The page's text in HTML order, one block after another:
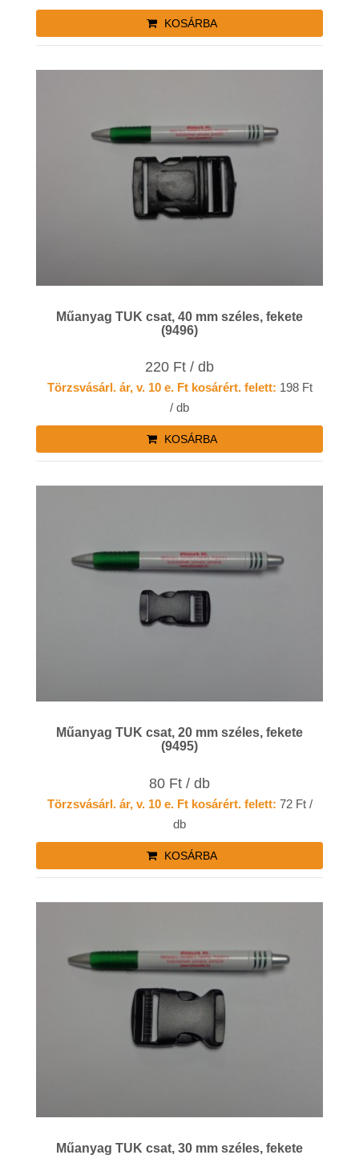
KOSÁRBA
Műanyag TUK csat, 40 mm széles, fekete
(9496)
220 Ft / db
Törzsvásárl. ár, v. 10 e. Ft kosárért. felett: 198 Ft
/ db
KOSÁRBA
Műanyag TUK csat, 20 mm széles, fekete
(9495)
80 Ft / db
Törzsvásárl. ár, v. 10 e. Ft kosárért. felett: 72 Ft /
db
KOSÁRBA
Műanyag TUK csat, 30 mm széles, fekete